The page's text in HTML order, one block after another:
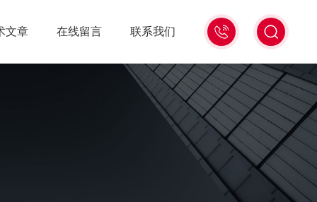
15006471345
文章 在线留言 联系我们